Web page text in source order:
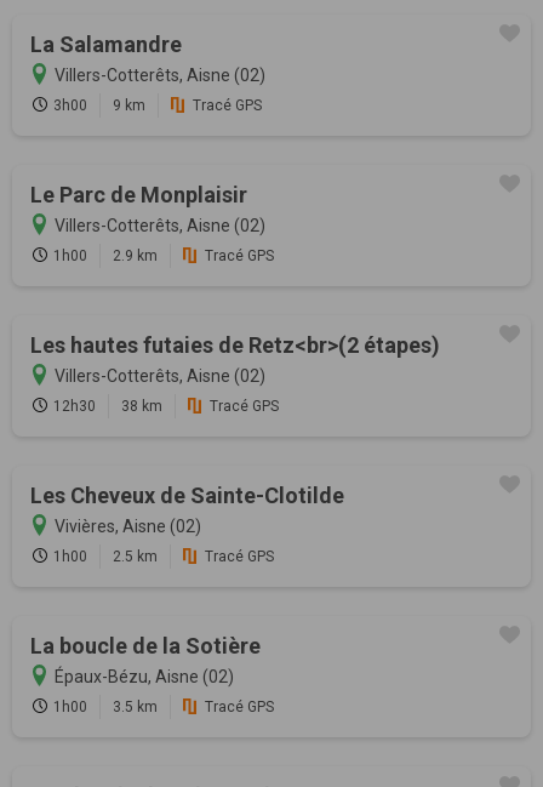
La Salamandre
Villers-Cotterêts, Aisne (02)
3h00 9 km Tracé GPS
Le Parc de Monplaisir
Villers-Cotterêts, Aisne (02)
1h00 2.9 km Tracé GPS
Les hautes futaies de Retz<br>(2 étapes)
Villers-Cotterêts, Aisne (02)
12h30 38 km Tracé GPS
Les Cheveux de Sainte-Clotilde
Vivières, Aisne (02)
1h00 2.5 km Tracé GPS
La boucle de la Sotière
Épaux-Bézu, Aisne (02)
1h00 3.5 km Tracé GPS